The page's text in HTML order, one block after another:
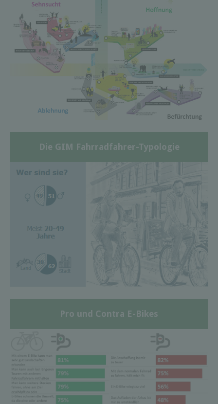
Die GIM Fahrradfahrer-Typologie
Pro und Contra E-Bikes